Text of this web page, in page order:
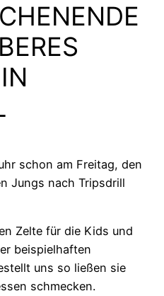
schon am Freitag, den
Jungs nach Tripsdrill
Zelte für die Kids und
beispielhaften
uns so ließen sie
schmecken.